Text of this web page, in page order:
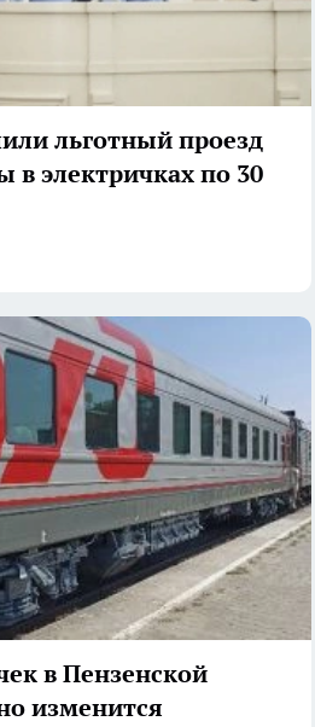
льготный проезд
в электричках по 30
в Пензенской
изменится